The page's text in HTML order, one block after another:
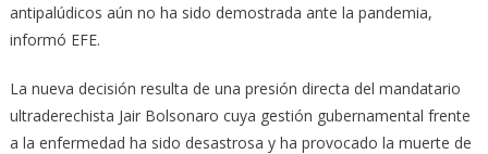
antipalúdicos aún no ha sido demostrada ante la pandemia,
informó EFE.
La nueva decisión resulta de una presión directa del mandatario
ultraderechista Jair Bolsonaro cuya gestión gubernamental frente
a la enfermedad ha sido desastrosa y ha provocado la muerte de